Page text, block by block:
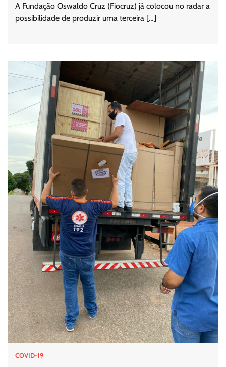
A Fundação Oswaldo Cruz (Fiocruz) já colocou no radar a
possibilidade de produzir uma terceira […]
COVID-19